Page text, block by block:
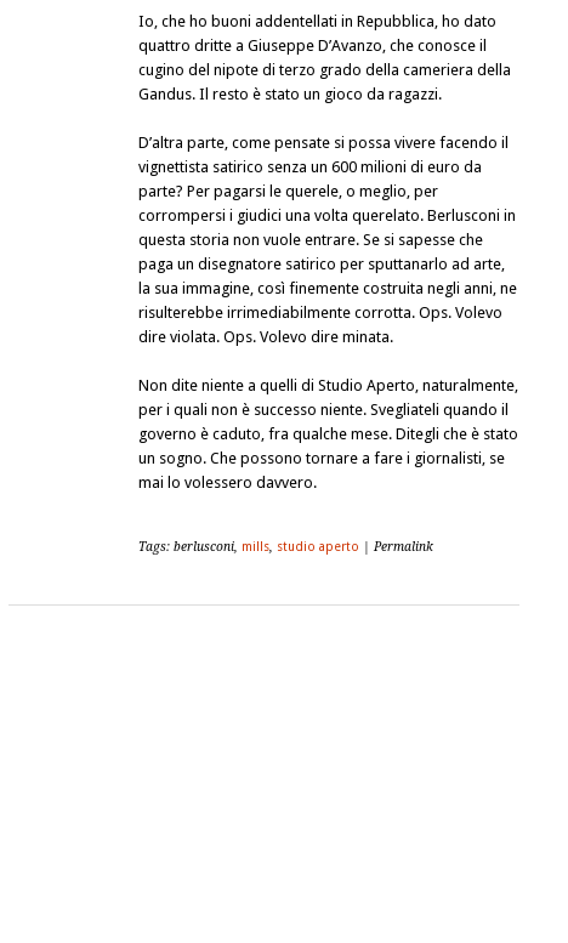
Io, che ho buoni addentellati in Repubblica, ho dato
quattro dritte a Giuseppe D’Avanzo, che conosce il
cugino del nipote di terzo grado della cameriera della
Gandus. Il resto è stato un gioco da ragazzi.
D’altra parte, come pensate si possa vivere facendo il
vignettista satirico senza un 600 milioni di euro da
parte? Per pagarsi le querele, o meglio, per
corrompersi i giudici una volta querelato. Berlusconi in
questa storia non vuole entrare. Se si sapesse che
paga un disegnatore satirico per sputtanarlo ad arte,
la sua immagine, così finemente costruita negli anni, ne
risulterebbe irrimediabilmente corrotta. Ops. Volevo
dire violata. Ops. Volevo dire minata.
Non dite niente a quelli di Studio Aperto, naturalmente,
per i quali non è successo niente. Svegliateli quando il
governo è caduto, fra qualche mese. Ditegli che è stato
un sogno. Che possono tornare a fare i giornalisti, se
mai lo volessero davvero.
Tags: berlusconi, mills studio aperto | Permalink